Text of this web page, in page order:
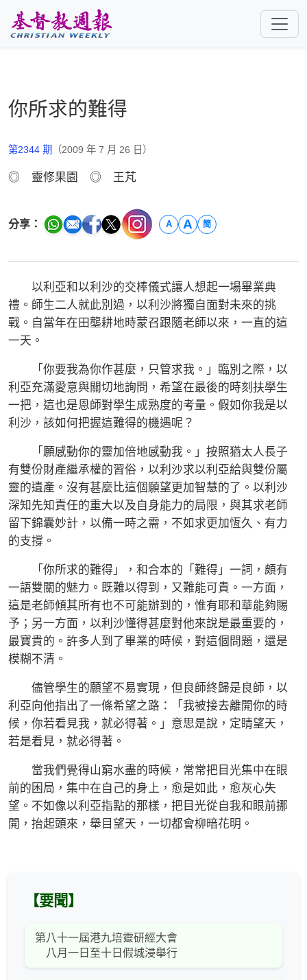
你所求的難得
第2344 期 （2009 年 7 月 26 日）
◎ 靈修果園 ◎ 王芃
分享： A A 簡
以利亞和以利沙的交棒儀式讓人想起一場畢業典
禮。師生二人就此別過，以利沙將獨自面對未來的挑
戰。自當年在田壟耕地時蒙召跟隨老師以來，一直的這
一天。
「你要我為你作甚麼，只管求我。」臨別之際，以
利亞充滿愛意與關切地詢問，希望在最後的時刻扶學生
一把，這也是恩師對學生成熟度的考量。假如你我是以
利沙，該如何把握這難得的機遇呢？
「願感動你的靈加倍地感動我。」按照猶太人長子
有雙份財產繼承權的習俗，以利沙求以利亞給與雙份屬
靈的遺產。沒有甚麼比這個願望更加智慧的了。以利沙
深知先知責任的重大以及自身能力的局限，與其求老師
留下錦囊妙計，以備一時之需，不如求更加恆久、有力
的支撐。
「你所求的難得」，和合本的「難得」一詞，頗有
一語雙關的魅力。既難以得到，又難能可貴。一方面，
這是老師傾其所有也不可能辦到的，惟有耶和華能夠賜
予；另一方面，以利沙懂得甚麼對他來說是最重要的，
最寶貴的。許多人到了畢業的時候，對這個問題，還是
模糊不清。
儘管學生的願望不易實現，但良師終歸是良師，以
利亞向他指出了一條希望之路：「我被接去離開你的時
候，你若看見我，就必得著。」意思是說，定睛望天，
若是看見，就必得著。
當我們覺得山窮水盡的時候，常常把目光集中在眼
前的困局，集中在自己的身上，愈是如此，愈灰心失
望。不如像以利亞指點的那樣，把目光從自我和眼前挪
開，抬起頭來，舉目望天，一切都會柳暗花明。
【要聞】
第八十一屆港九培靈研經大會
八月一日至十日假城浸舉行